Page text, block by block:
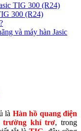
TIG 300 (R24)
300 (R24)
và máy hàn Jasic
là Hàn hồ quang điện
trường khí trơ, trong